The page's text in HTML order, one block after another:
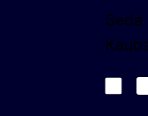
Seda
Join